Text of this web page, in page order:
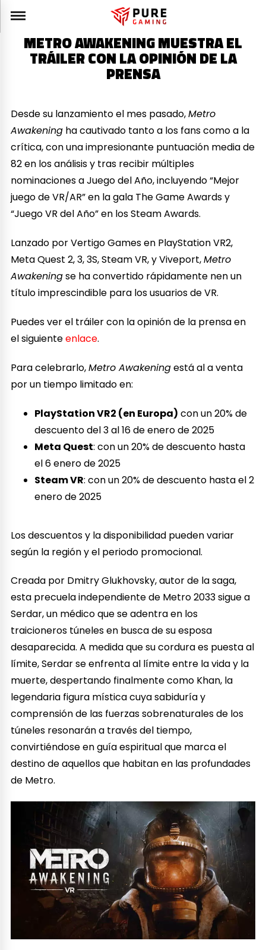
METRO AWAKENING MUESTRA EL
TRÁILER CON LA OPINIÓN DE LA
PRENSA
Desde su lanzamiento el mes pasado,Metro
Awakening ha cautivado tanto a los fans como a la
crítica, con una impresionante puntuación media de
82 en los análisis y tras recibir múltiples
nominaciones a Juego del Año, incluyendo “Mejor
juego de VR/AR” en la gala The Game Awards y
“Juego VR del Año” en los Steam Awards.
Lanzado por Vertigo Games en PlayStation VR2,
Meta Quest 2, 3, 3S, Steam VR, y Viveport,Metro
Awakeningse ha convertido rápidamente nen un
título imprescindible para los usuarios de VR.
Puedes ver el tráiler con la opinión de la prensa en
el siguienteenlace.
Para celebrarlo,Metro Awakeningestá al a venta
por un tiempo limitado en:
PlayStation VR2 (en Europa) con un 20% de
descuento del 3 al 16 de enero de 2025
Meta Quest: con un 20% de descuento hasta
el 6 enero de 2025
Steam VR: con un 20% de descuento hasta el 2
enero de 2025
Los descuentos y la disponibilidad pueden variar
según la región y el periodo promocional.
Creada por Dmitry Glukhovsky, autor de la saga,
esta precuela independiente de Metro 2033 sigue a
Serdar, un médico que se adentra en los
traicioneros túneles en busca de su esposa
desaparecida. A medida que su cordura es puesta al
límite, Serdar se enfrenta al límite entre la vida y la
muerte, despertando finalmente como Khan, la
legendaria figura mística cuya sabiduría y
comprensión de las fuerzas sobrenaturales de los
túneles resonarán a través del tiempo,
convirtiéndose en guía espiritual que marca el
destino de aquellos que habitan en las profundades
de Metro.